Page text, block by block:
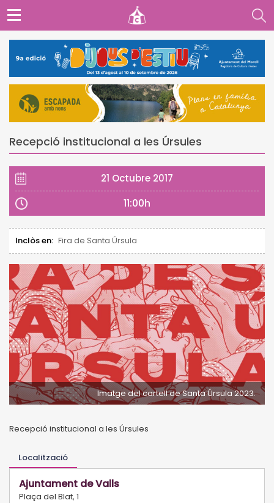
Recepció institucional a les Úrsules
21 Octubre 2017
11:00h
Inclòs en: Fira de Santa Úrsula
Imatge del cartell de Santa Úrsula 2023.
Recepció institucional a les Úrsules
Localització
Ajuntament de Valls
Plaça del Blat, 1